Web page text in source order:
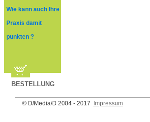
Wie kann auch Ihre
Praxis damit
punkten ?
BESTELLUNG
© D/Media/D 2004 - 2017 Impressum